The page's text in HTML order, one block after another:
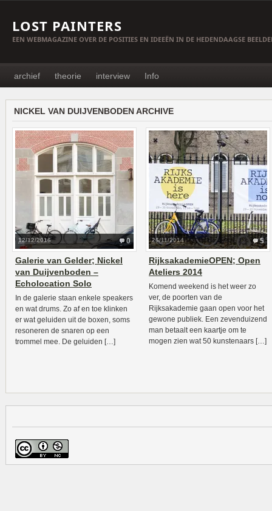
LOST PAINTERS
EEN WEBMAGAZINE OVER DE POSITIES EN IDEEËN IN DE HEDENDAAGSE
archief theorie interview Info
NICKEL VAN DUIJVENBODEN ARCHIVE
0
12/12/2016
Galerie van Gelder; Nickel
van Duijvenboden –
Echolocation Solo
In de galerie staan enkele speakers
en wat drums. Zo af en toe klinken
er wat geluiden uit de boxen, soms
resoneren de snaren op een
trommel mee. De geluiden […]
5
26/11/2014
RijksakademieOPEN; Open
Ateliers 2014
Komend weekend is het weer zo
ver, de poorten van de
Rijksakademie gaan open voor het
gewone publiek. Een zevenduizend
man betaalt een kaartje om te
mogen zien wat 50 kunstenaars […]